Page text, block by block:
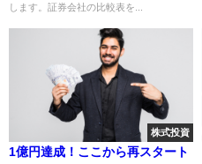
します。証券会社の比較表を...
株式投資
1億円達成！ここから再スタート